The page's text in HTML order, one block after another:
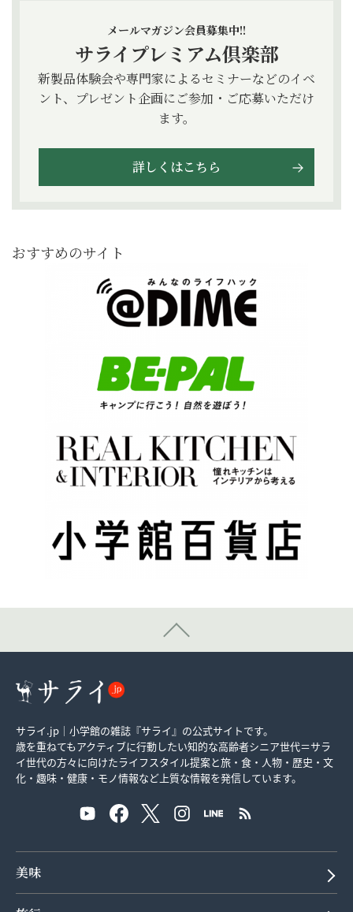
メールマガジン会員募集中!!
サライプレミアム倶楽部
新製品体験会や専門家によるセミナーなどのイベ
ント、プレゼント企画にご参加・ご応募いただけ
ます。
詳しくはこちら
おすすめのサイト
サライ.jp｜小学館の雑誌『サライ』の公式サイトです。
歳を重ねてもアクティブに行動したい知的な高齢者シニア世代＝サラ
イ世代の方々に向けたライフスタイル提案と旅・食・人物・歴史・文
化・趣味・健康・モノ情報など上質な情報を発信しています。
美味